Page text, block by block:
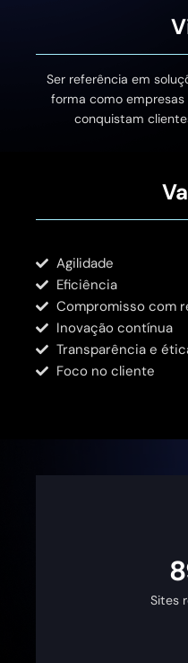
Ser referência em
forma como
conquistam
Agilidade
Eficiência
Compromisso com
Inovação contínua
Transparência e
Foco no cliente
Sites